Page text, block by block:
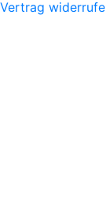
Vertrag